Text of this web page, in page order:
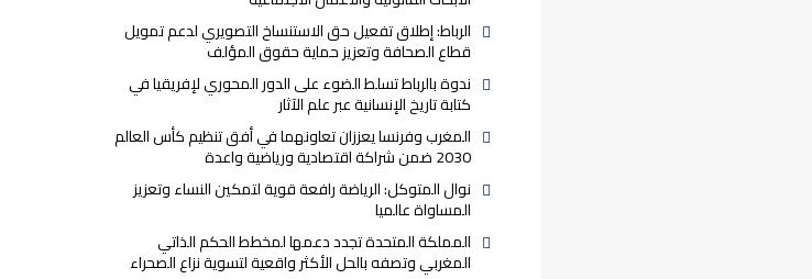
الرباط: إطلاق تفعيل حق الاستنساخ التصويري لدعم تمويل
قطاع الصحافة وتعزيز حماية حقوق المؤلف
ندوة بالرباط تسلط الضوء على الدور المحوري لإفريقيا في
كتابة تاريخ الإنسانية عبر علم الآثار
المغرب وفرنسا يعززان تعاونهما في أفق تنظيم كأس العالم
2030 ضمن شراكة اقتصادية ورياضية واعدة
نوال المتوكل: الرياضة رافعة قوية لتمكين النساء وتعزيز
المساواة عالميا
المملكة المتحدة تجدد دعمها لمخطط الحكم الذاتي
المغربي وتصفه بالحل الأكثر واقعية لتسوية نزاع الصحراء